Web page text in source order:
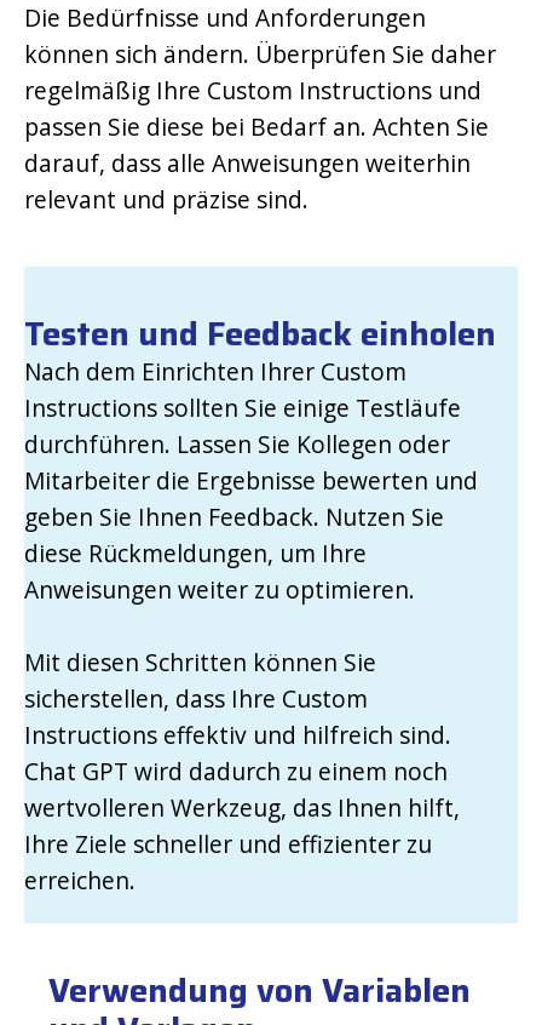
Die Bedürfnisse und Anforderungen
können sich ändern. Überprüfen Sie daher
regelmäßig Ihre Custom Instructions und
passen Sie diese bei Bedarf an. Achten Sie
darauf, dass alle Anweisungen weiterhin
relevant und präzise sind.
Testen und Feedback einholen
Nach dem Einrichten Ihrer Custom
Instructions sollten Sie einige Testläufe
durchführen. Lassen Sie Kollegen oder
Mitarbeiter die Ergebnisse bewerten und
geben Sie Ihnen Feedback. Nutzen Sie
diese Rückmeldungen, um Ihre
Anweisungen weiter zu optimieren.
Mit diesen Schritten können Sie
sicherstellen, dass Ihre Custom
Instructions effektiv und hilfreich sind.
Chat GPT wird dadurch zu einem noch
wertvolleren Werkzeug, das Ihnen hilft,
Ihre Ziele schneller und effizienter zu
erreichen.
Verwendung von Variablen